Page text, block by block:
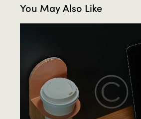
You May Also Like